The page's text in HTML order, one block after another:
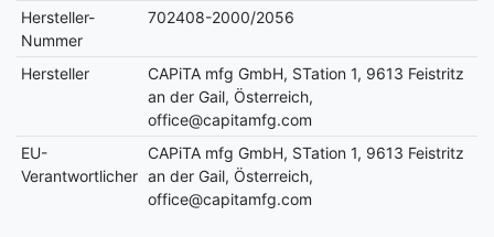
Hersteller-
Nummer
702408-2000/2056
Hersteller
CAPiTA mfg GmbH, STation 1, 9613 Feistritz
an der Gail, Österreich,
office@capitamfg.com
EU-
Verantwortlicher
CAPiTA mfg GmbH, STation 1, 9613 Feistritz
an der Gail, Österreich,
office@capitamfg.com